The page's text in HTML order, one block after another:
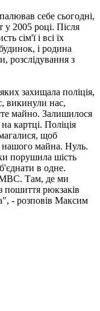
себе сьогодні,
у 2005 році. Після
сім'ї і всі їх
і родина
розслідування з
захищала поліція,
викинули нас,
майно. Залишилося
картці. Поліція
щоб
нашого майна. Нуль.
порушила шість
в одне.
МВС. Там, де ми
пошиття рюкзаків
- розповів Максим